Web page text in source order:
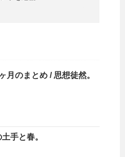
月のまとめ / 思想徒然。
手と春。